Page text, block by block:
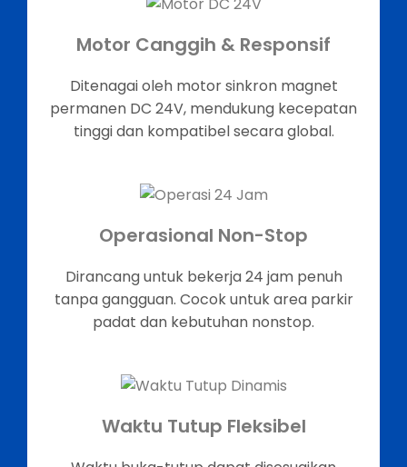
Motor Canggih & Responsif
Ditenagai oleh motor sinkron magnet
permanen DC 24V, mendukung kecepatan
tinggi dan kompatibel secara global.
Operasional Non-Stop
Dirancang untuk bekerja 24 jam penuh
tanpa gangguan. Cocok untuk area parkir
padat dan kebutuhan nonstop.
Waktu Tutup Fleksibel